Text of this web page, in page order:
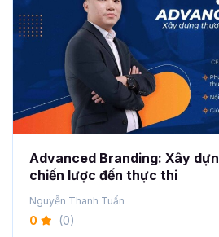
Advanced Branding: Xây
chiến lược đến thực thi
Nguyễn Thanh Tuấn
0 (0)